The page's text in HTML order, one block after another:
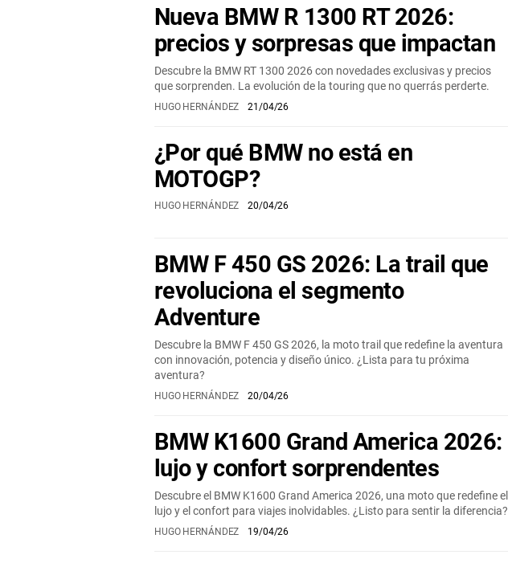
Nueva BMW R 1300 RT 2026:
precios y sorpresas que impactan
Descubre la BMW RT 1300 2026 con novedades exclusivas y precios
que sorprenden. La evolución de la touring que no querrás perderte.
HUGO HERNÁNDEZ 21/04/26
¿Por qué BMW no está en
MOTOGP?
HUGO HERNÁNDEZ 20/04/26
BMW F 450 GS 2026: La trail que
revoluciona el segmento
Adventure
Descubre la BMW F 450 GS 2026, la moto trail que redefine la aventura
con innovación, potencia y diseño único. ¿Lista para tu próxima
aventura?
HUGO HERNÁNDEZ 20/04/26
BMW K1600 Grand America 2026:
lujo y confort sorprendentes
Descubre el BMW K1600 Grand America 2026, una moto que redefine el
lujo y el confort para viajes inolvidables. ¿Listo para sentir la diferencia?
HUGO HERNÁNDEZ 19/04/26